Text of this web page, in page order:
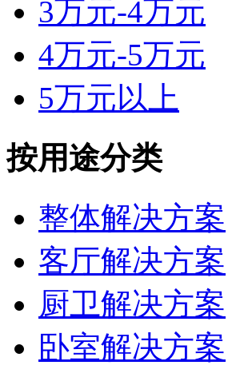
3万元-4万元
4万元-5万元
5万元以上
按用途分类
整体解决方案
客厅解决方案
厨卫解决方案
卧室解决方案